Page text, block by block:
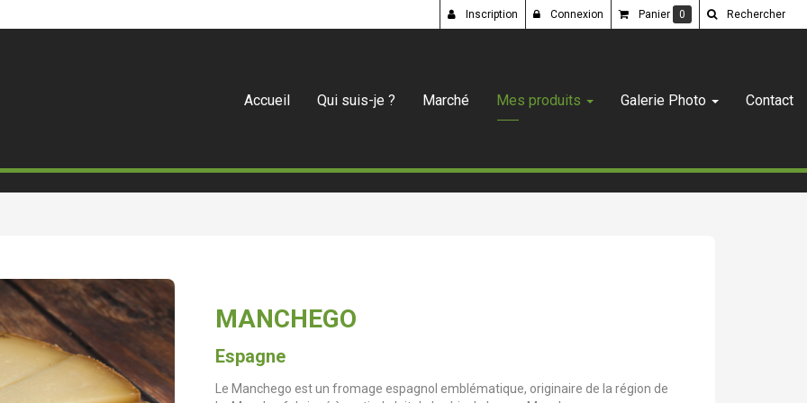
Accueil Qui suis-je ? Marché Mes produits Galerie Photo Contact
MANCHEGO
Espagne
Le Manchego est un fromage espagnol emblématique, originaire de la région de
Inscription Connexion Panier 0 Rechercher